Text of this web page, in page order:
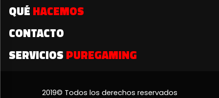
QUÉ HACEMOS
CONTACTO
SERVICIOS PUREGAMING
2019© Todos los derechos reservados